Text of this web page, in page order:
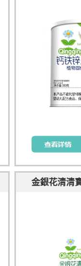
金銀花清清